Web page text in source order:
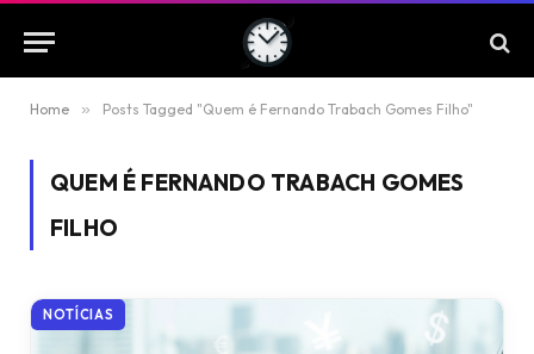
Home » Posts Tagged "Quem é Fernando Trabach Gomes Filho"
QUEM É FERNANDO TRABACH GOMES
FILHO
NOTÍCIAS